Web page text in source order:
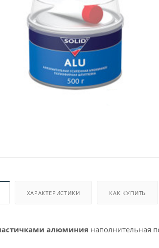
ХАРАКТЕРИСТИКИ КАК КУПИТЬ
алюминия наполнительная
оборудования